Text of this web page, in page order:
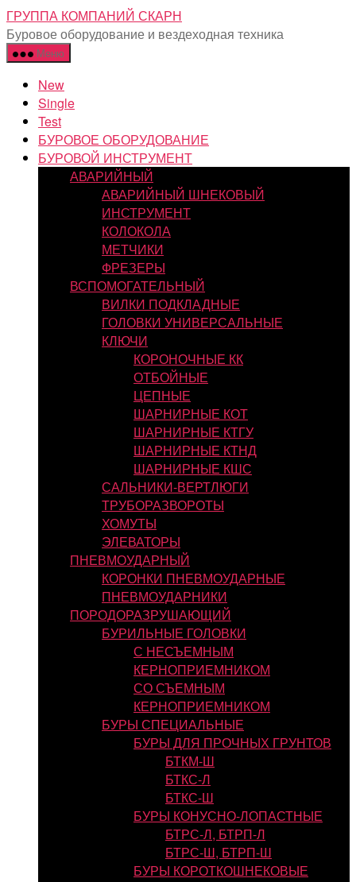
Перейти
к
содержимому
ГРУППА КОМПАНИЙ СКАРН
Буровое оборудование и вездеходная техника
Меню
New
Single
Test
БУРОВОЕ ОБОРУДОВАНИЕ
БУРОВОЙ ИНСТРУМЕНТ
АВАРИЙНЫЙ
АВАРИЙНЫЙ ШНЕКОВЫЙ
ИНСТРУМЕНТ
КОЛОКОЛА
МЕТЧИКИ
ФРЕЗЕРЫ
ВСПОМОГАТЕЛЬНЫЙ
ВИЛКИ ПОДКЛАДНЫЕ
ГОЛОВКИ УНИВЕРСАЛЬНЫЕ
КЛЮЧИ
КОРОНОЧНЫЕ КК
ОТБОЙНЫЕ
ЦЕПНЫЕ
ШАРНИРНЫЕ КОТ
ШАРНИРНЫЕ КТГУ
ШАРНИРНЫЕ КТНД
ШАРНИРНЫЕ КШС
САЛЬНИКИ-ВЕРТЛЮГИ
ТРУБОРАЗВОРОТЫ
ХОМУТЫ
ЭЛЕВАТОРЫ
ПНЕВМОУДАРНЫЙ
КОРОНКИ ПНЕВМОУДАРНЫЕ
ПНЕВМОУДАРНИКИ
ПОРОДОРАЗРУШАЮЩИЙ
БУРИЛЬНЫЕ ГОЛОВКИ
С НЕСЪЕМНЫМ
КЕРНОПРИЕМНИКОМ
СО СЪЕМНЫМ
КЕРНОПРИЕМНИКОМ
БУРЫ СПЕЦИАЛЬНЫЕ
БУРЫ ДЛЯ ПРОЧНЫХ ГРУНТОВ
БТКМ-Ш
БТКС-Л
БТКС-Ш
БУРЫ КОНУСНО-ЛОПАСТНЫЕ
БТРС-Л, БТРП-Л
БТРС-Ш, БТРП-Ш
БУРЫ КОРОТКОШНЕКОВЫЕ